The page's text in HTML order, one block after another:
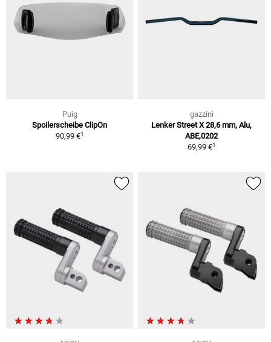
Puig
Spoilerscheibe ClipOn
90,99 €1
gazzini
Lenker Street X 28,6 mm, Alu,
ABE,0202
69,99 €1